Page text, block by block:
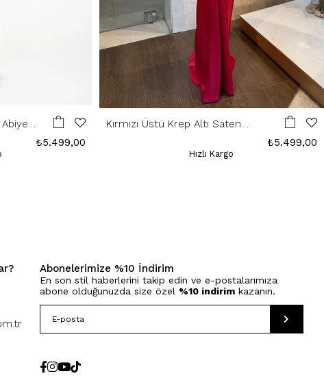
₺5.499,00
Kırmızı Üstü Krep Altı Saten
₺5.499,00
Hızlı Kargo
Abonelerimize %10 İndirim
En son stil haberlerini takip edin ve e-postalarımıza
abone olduğunuzda size özel %10 indirimkazanın.